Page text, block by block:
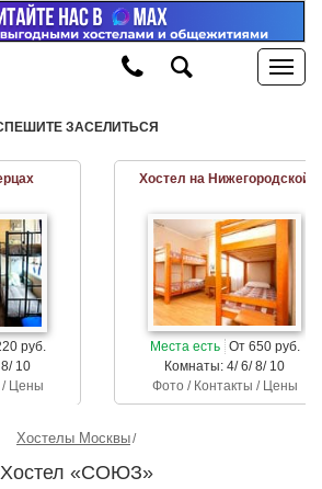
ЗАСЕЛИТЬСЯ
руб.
10
/ Цены
Хостел на Нижегородской
Места есть От 650 руб.
Комнаты: 4/ 6/ 8/ 10
Фото / Контакты / Цены
Хостелы Москвы
Хостел «СОЮЗ»